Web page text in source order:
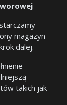
magazyn
dalej.
takich jak